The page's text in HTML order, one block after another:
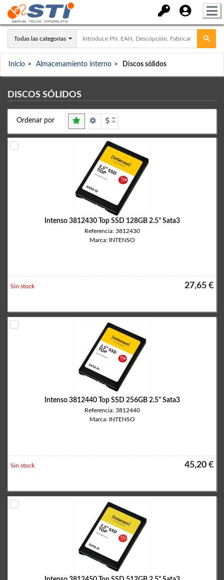
Todas las categorías
Inicio Almacenamiento interno Discos sólidos
DISCOS SÓLIDOS
Ordenar por
Intenso 3812430 Top SSD 128GB 2.5" Sata3
Referencia: 3812430
Marca: INTENSO
27,65 €
Sin stock
Intenso 3812440 Top SSD 256GB 2.5" Sata3
Referencia: 3812440
Marca: INTENSO
45,20 €
Sin stock